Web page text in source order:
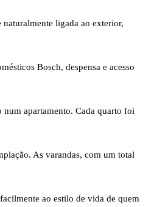
ligada ao exterior,
Bosch, despensa e acesso
apartamento. Cada quarto foi
As varandas, com um total
ao estilo de vida de quem